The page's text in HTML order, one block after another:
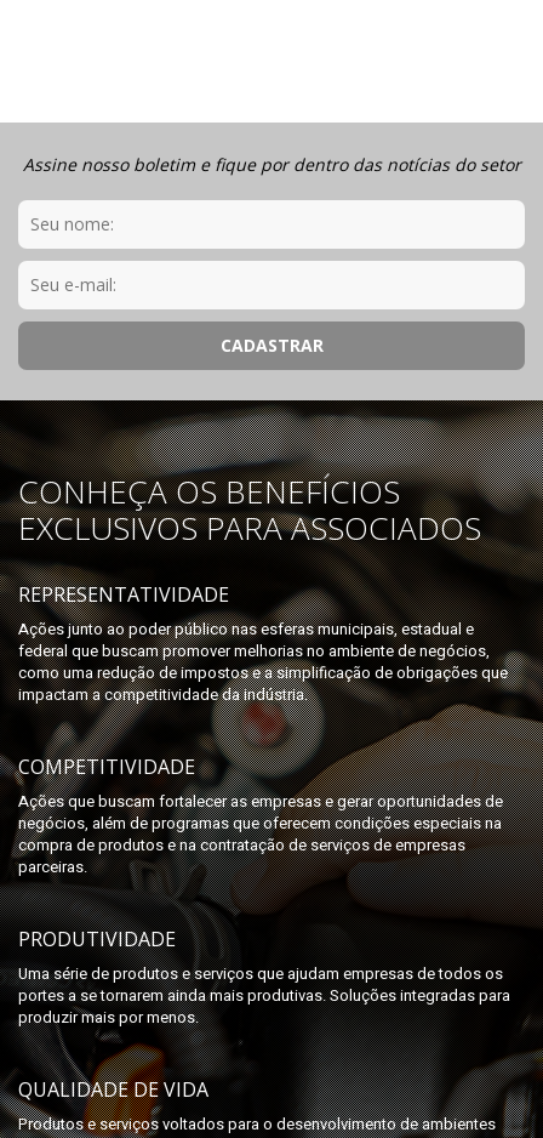
Assine nosso boletim e fique por dentro das notícias do setor
CONHEÇA OS BENEFÍCIOS
EXCLUSIVOS PARA ASSOCIADOS
REPRESENTATIVIDADE
Ações junto ao poder público nas esferas municipais, estadual e
federal que buscam promover melhorias no ambiente de negócios,
como uma redução de impostos e a simplificação de obrigações que
impactam a competitividade da indústria.
COMPETITIVIDADE
Ações que buscam fortalecer as empresas e gerar oportunidades de
negócios, além de programas que oferecem condições especiais na
compra de produtos e na contratação de serviços de empresas
parceiras.
PRODUTIVIDADE
Uma série de produtos e serviços que ajudam empresas de todos os
portes a se tornarem ainda mais produtivas. Soluções integradas para
produzir mais por menos.
QUALIDADE DE VIDA
Produtos e serviços voltados para o desenvolvimento de ambientes